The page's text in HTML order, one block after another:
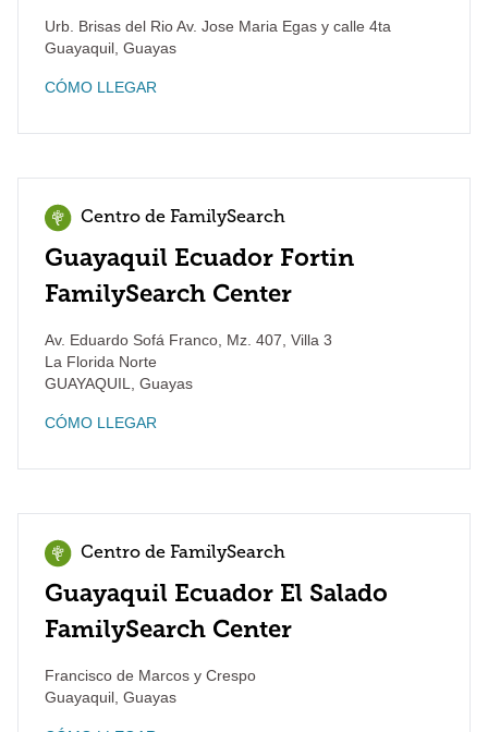
Urb. Brisas del Rio Av. Jose Maria Egas y calle 4ta
Guayaquil Guayas
CÓMO LLEGAR
Centro de FamilySearch
Guayaquil Ecuador Fortin
FamilySearch Center
Av. Eduardo Sofá Franco, Mz. 407, Villa 3
La Florida Norte
GUAYAQUIL
Guayas
CÓMO LLEGAR
Centro de FamilySearch
Guayaquil Ecuador El Salado
FamilySearch Center
Francisco de Marcos y Crespo
Guayaquil Guayas